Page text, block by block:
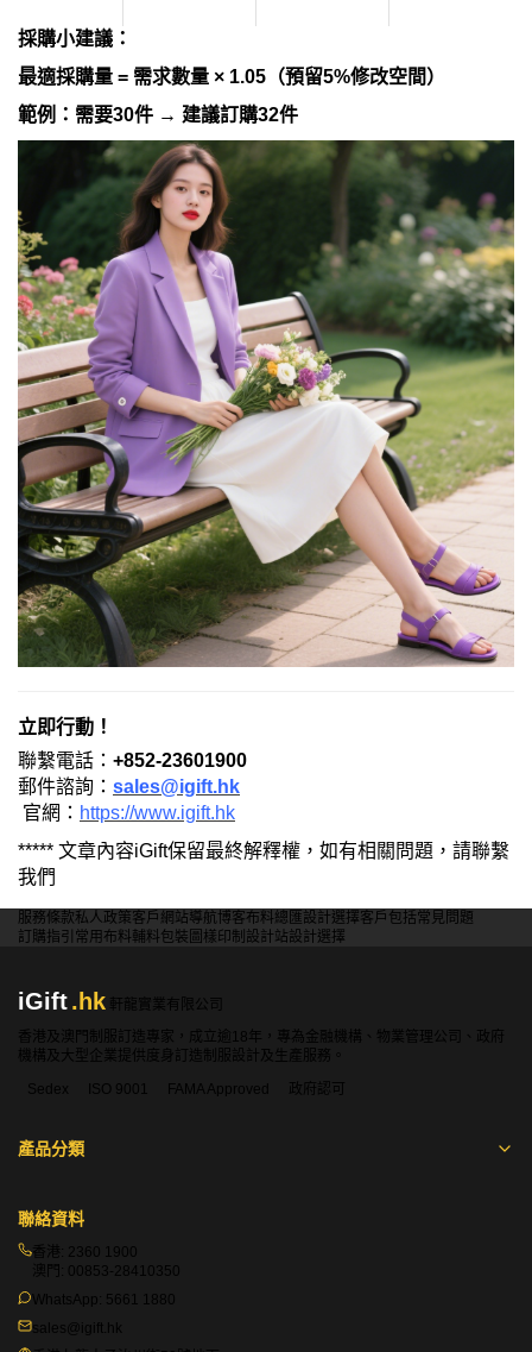
採購小建議：
最適採購量 = 需求數量 × 1.05（預留5%修改空間）
範例：需要30件 → 建議訂購32件
立即行動！​
聯繫電話：​ ​+852-23601900​
郵件諮詢： sales@igift.hk
官網： https://www.igift.hk
***** 文章內容iGift保留最終解釋權，如有相關問題，請聯繫
我們
服務條款私人政策客戶 網站導航博客布料總匯設計選擇客戶包括常見問題
訂購指引 常用布料輔料包裝 圖樣印制 設計站設計選擇
iGift.hk
軒龍實業有限公司
香港及澳門制服訂造專家，成立逾18年，專為金融機構、物業管理公司、政府
機構及大型企業提供度身訂造制服設計及生產服務。
Sedex
ISO 9001 FAMA Approved 政府認可
產品分類
聯絡資料
香港: 2360 1900
澳門: 00853-28410350
WhatsApp: 5661 1880
sales@igift.hk